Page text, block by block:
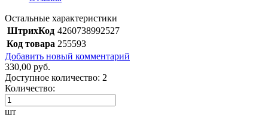
Остальные характеристики
ШтрихКод 4260738992527
Код товара 255593
Добавить новый комментарий
330,00 руб.
Доступное количество: 2
Количество:
шт